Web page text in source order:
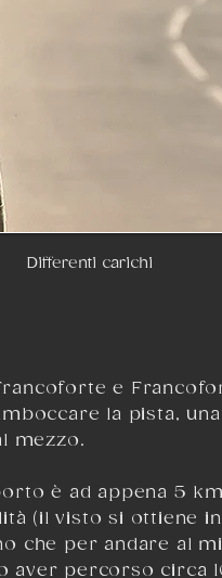
Differenti carichi
e
la pista,
mezzo.
è ad appena 5
(il visto si ottiene
che per andare al
aver percorso circa